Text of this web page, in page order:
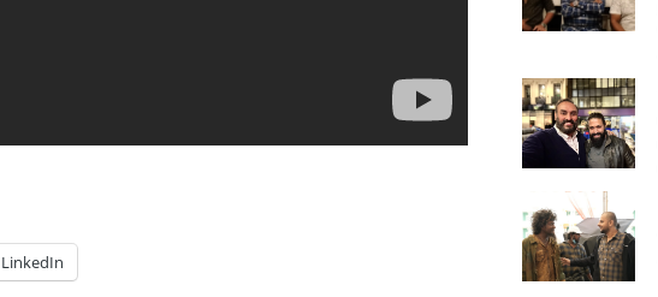
LinkedIn